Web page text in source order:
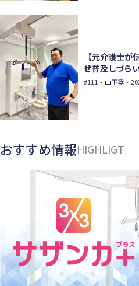
【元介護士
ぜ普及しづら
#111 - 山下奨 -
おすすめ情報HIGHLIGT